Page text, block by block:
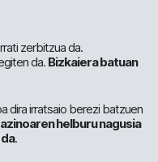
zerbitzua da.
da. Bizkaiera batuan
dira irratsaio berezi batzuen
helburu nagusia
.